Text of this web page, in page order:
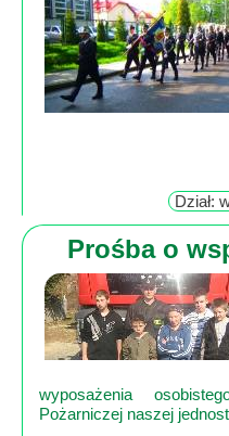
Kalendarz
imprez
wydarzeń...
Mapa
filmami
Mapa
drona
Dział:
Prośba o
wyposażenia
Pożarniczej naszej